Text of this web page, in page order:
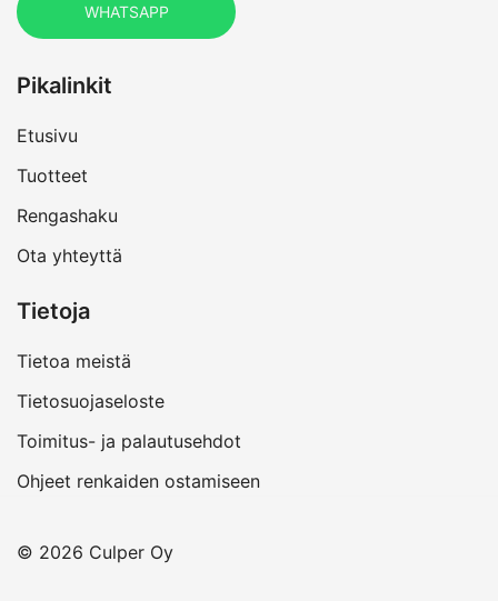
WHATSAPP
Pikalinkit
Etusivu
Tuotteet
Rengashaku
Ota yhteyttä
Tietoja
Tietoa meistä
Tietosuojaseloste
Toimitus- ja palautusehdot
Ohjeet renkaiden ostamiseen
© 2026 Culper Oy